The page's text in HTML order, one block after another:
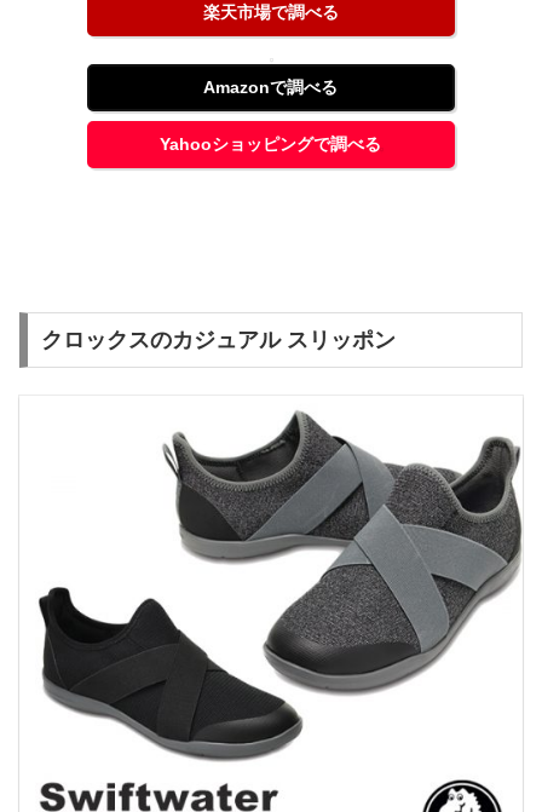
楽天市場で調べる
Amazonで調べる
Yahooショッピングで調べる
クロックスのカジュアル スリッポン